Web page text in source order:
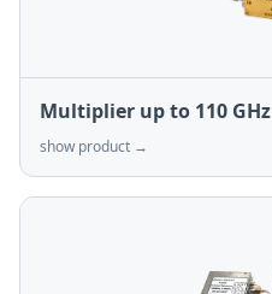
Multiplier up to 110 GHz
show product →